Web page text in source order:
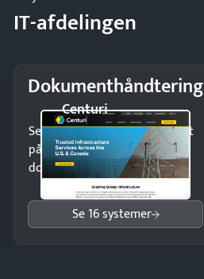
IT-afdelingen
Dokumenthåndtering
Centuri
Send kontrakter til underskrift
på minutter og mist ingen
dokumenter.
Se 16 systemer